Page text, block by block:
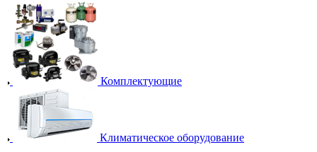
Комплектующие
Климатическое оборудование